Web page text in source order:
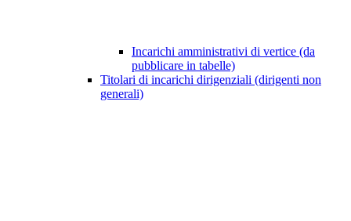
Incarichi amministrativi di vertice (da
pubblicare in tabelle)
Titolari di incarichi dirigenziali (dirigenti non
generali)